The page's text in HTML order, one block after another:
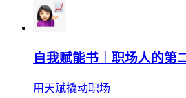
自我赋能书｜职场人的第
用天赋撬动职场